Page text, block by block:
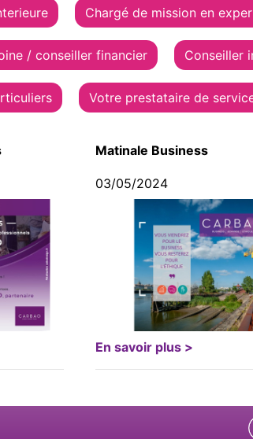
Chargé de mission en
/ conseiller financier Conseiller
Votre prestataire de
Matinale Business
03/05/2024
En savoir plus >